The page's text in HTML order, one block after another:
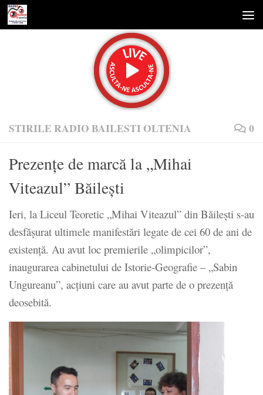
Skip to content
STIRILE RADIO BAILESTI OLTENIA 0
Prezenţe de marcă la „Mihai
Viteazul” Băileşti
Ieri, la Liceul Teoretic „Mihai Viteazul” din Băileşti s-au
desfăşurat ultimele manifestări legate de cei 60 de ani de
existenţă. Au avut loc premierile „olimpicilor”,
inaugurarea cabinetului de Istorie-Geografie – „Sabin
Ungureanu”, acţiuni care au avut parte de o prezenţă
deosebită.